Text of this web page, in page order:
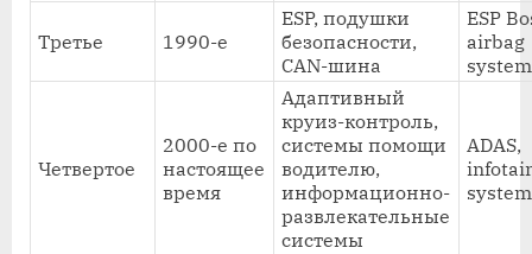
Третье 1990-е
ESP, подушки
безопасности,
CAN-шина
ESP
airbag
Четвертое
2000-е по
настоящее
время
Адаптивный
круиз-контроль,
системы помощи
водителю,
информационно-
развлекательные
системы
ADAS,